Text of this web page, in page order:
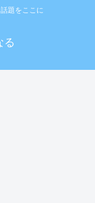
題をここに
る